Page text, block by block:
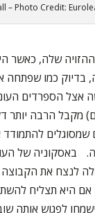
– Photo Credit:
שלה, כאשר
בדיוק כמו שפתחה
אצל הספרדים
הענק (2.21 מטרים) מקבל
להתמודד
באסקוניה של
לנצח את
אם היא תצליח
לפגוש אותה